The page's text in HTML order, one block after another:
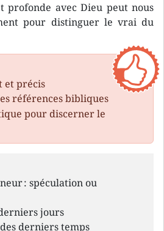
profonde avec Dieu peut nous
pour distinguer le vrai du
et précis
références bibliques
pour discerner le
: spéculation ou
jours
derniers temps